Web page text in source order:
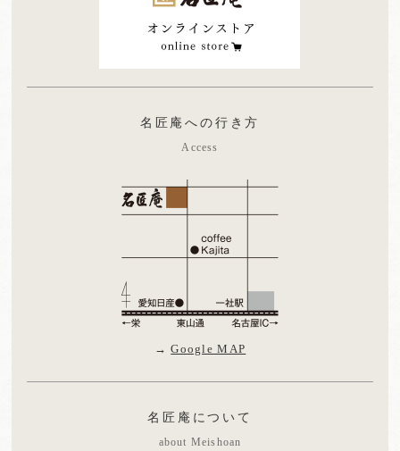
名匠庵への行き方
Access
→Google MAP
名匠庵について
about Meishoan